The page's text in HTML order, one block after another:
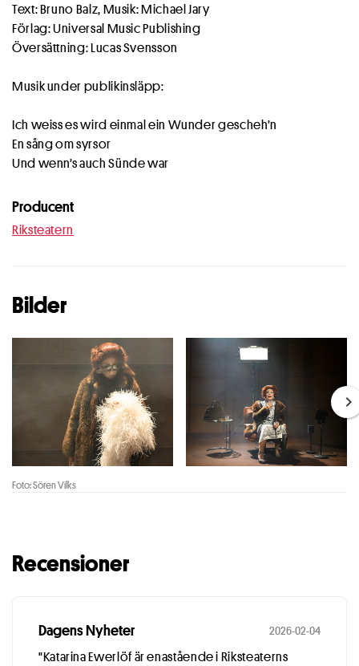
Text: Bruno Balz, Musik: Michael Jary
Förlag: Universal Music Publishing
Översättning: Lucas Svensson
Musik under publikinsläpp:
Ich weiss es wird einmal ein Wunder gescheh’n
En sång om syrsor
Und wenn’s auch Sünde war
Producent
Riksteatern
Bilder
Foto: Sören Vilks
Recensioner
Dagens Nyheter 2026-02-04
"Katarina Ewerlöf är enastående i Riksteaterns